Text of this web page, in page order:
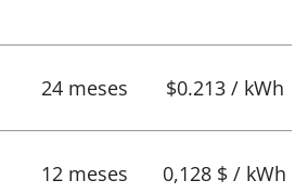
24 meses $0.213 / kWh
12 meses 0,128 $ / kWh